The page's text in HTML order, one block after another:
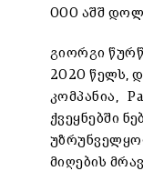
000 აშშ
გიორგი
2020 წელს,
კომპანია,
ქვეყნებში
მიღების